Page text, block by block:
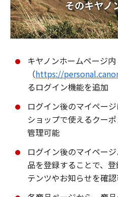
キヤノンホームページ
（https://
るログイン機能を追加
ログイン後のマイペー
ショップで使えるクー
管理可能
ログイン後のマイペー
品を登録することで、
テンツやお知らせを確